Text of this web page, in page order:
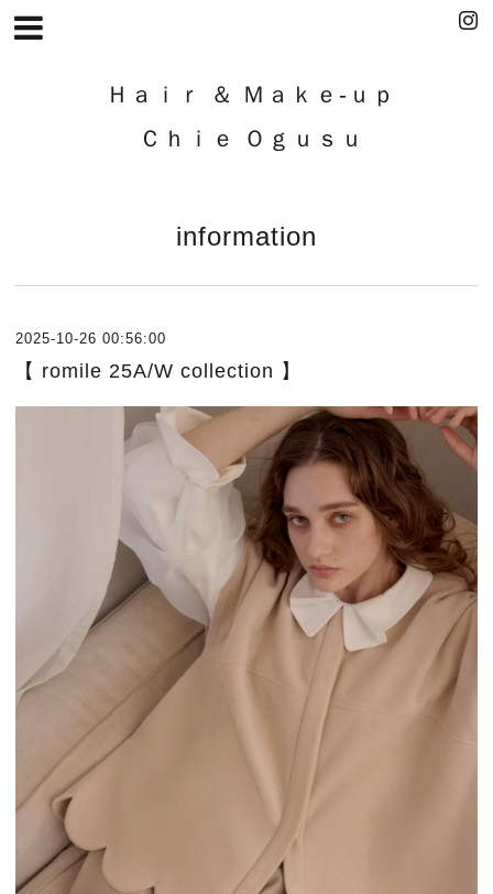
Ｈａｉｒ ＆ Ｍａｋｅ-ｕｐ
Ｃｈｉｅ Ｏｇｕｓｕ
information
2025-10-26 00:56:00
【 romile 25A/W collection 】